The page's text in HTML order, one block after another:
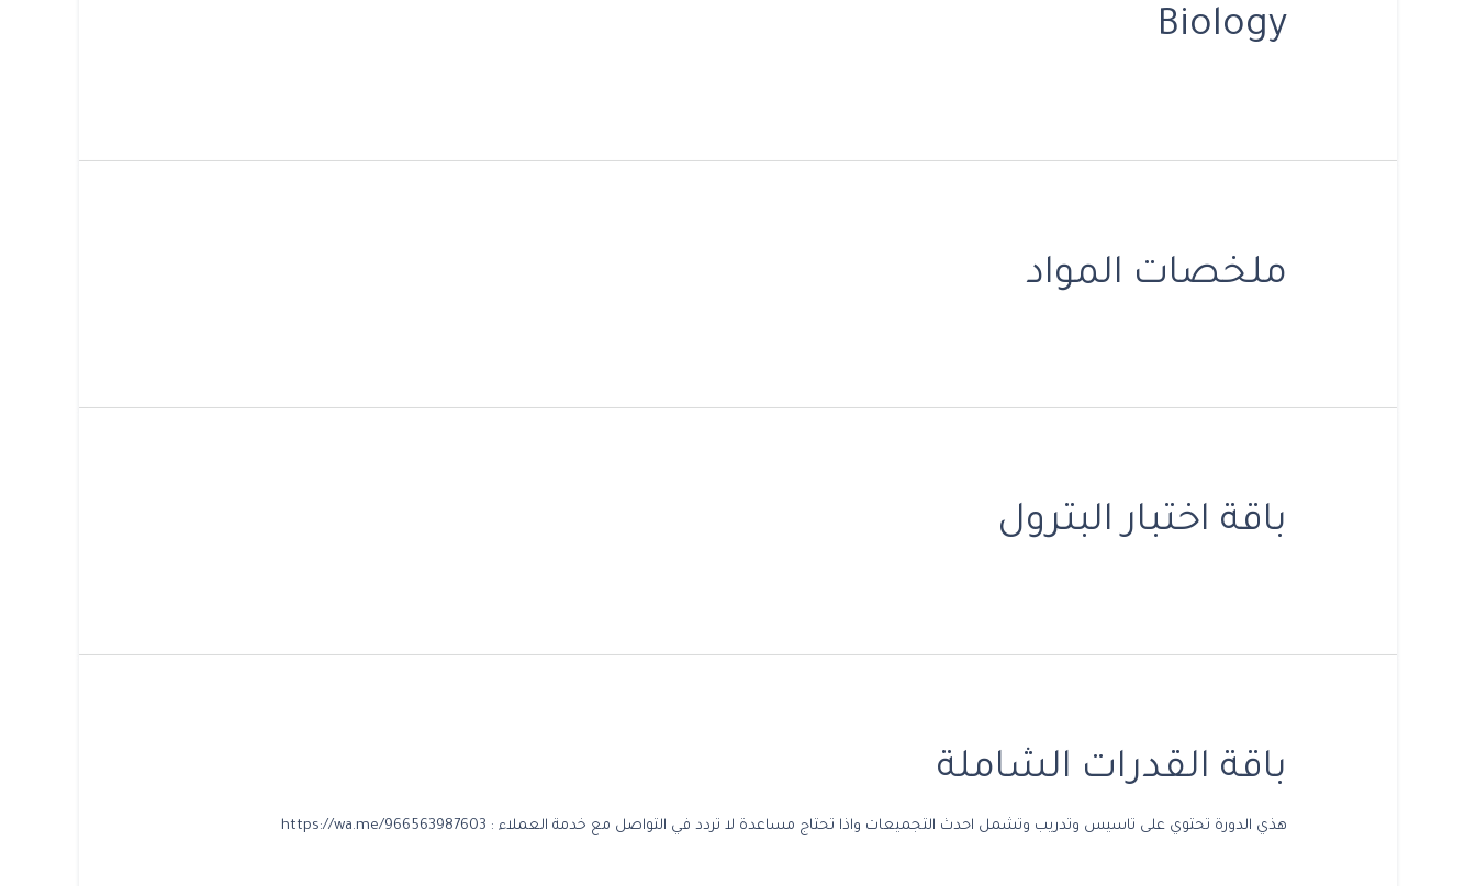
Biology
ملخصات المواد
باقة اختبار البترول
باقة القدرات الشاملة
هذي الدورة تحتوي على تاسيس وتدريب وتشمل احدث التجميعات واذا تحتاج مساعدة لا تردد في التواصل مع خدمة العملاء : https://wa.me/966563987603